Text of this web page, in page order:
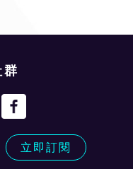
立即訂閱